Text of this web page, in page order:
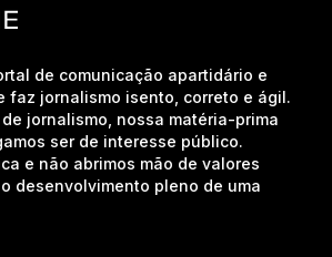
de comunicação apartidário e
faz jornalismo isento, correto e ágil.
jornalismo, nossa matéria-prima
ser de interesse público.
e não abrimos mão de valores
desenvolvimento pleno de uma